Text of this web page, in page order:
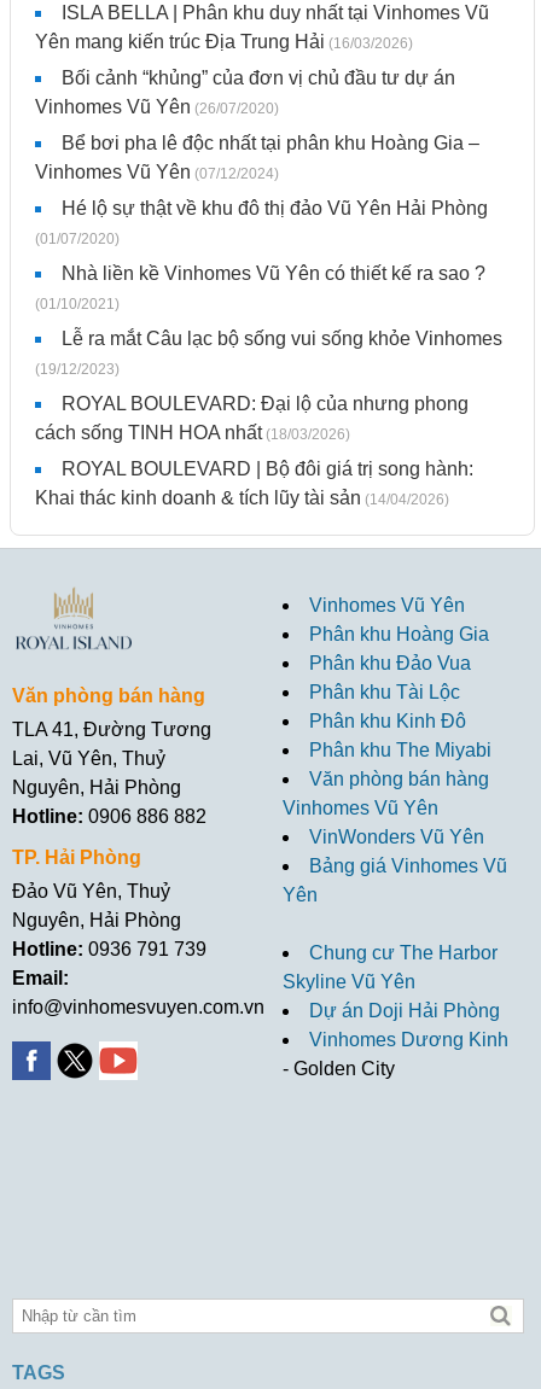
ISLA BELLA | Phân khu duy nhất tại Vinhomes Vũ
Yên mang kiến trúc Địa Trung Hải (16/03/2026)
Bối cảnh “khủng” của đơn vị chủ đầu tư dự án
Vinhomes Vũ Yên (26/07/2020)
Bể bơi pha lê độc nhất tại phân khu Hoàng Gia –
Vinhomes Vũ Yên (07/12/2024)
Hé lộ sự thật về khu đô thị đảo Vũ Yên Hải Phòng
(01/07/2020)
Nhà liền kề Vinhomes Vũ Yên có thiết kế ra sao ?
(01/10/2021)
Lễ ra mắt Câu lạc bộ sống vui sống khỏe Vinhomes
(19/12/2023)
ROYAL BOULEVARD: Đại lộ của nhưng phong
cách sống TINH HOA nhất(18/03/2026)
ROYAL BOULEVARD | Bộ đôi giá trị song hành:
Khai thác kinh doanh & tích lũy tài sản (14/04/2026)
Văn phòng bán hàng
TLA 41, Đường Tương
Lai, Vũ Yên, Thuỷ
Nguyên, Hải Phòng
Hotline: 0906 886 882
TP. Hải Phòng
Đảo Vũ Yên, Thuỷ
Nguyên, Hải Phòng
Hotline: 0936 791 739
Email:
info@vinhomesvuyen.com.vn
Vinhomes Vũ Yên
Phân khu Hoàng Gia
Phân khu Đảo Vua
Phân khu Tài Lộc
Phân khu Kinh Đô
Phân khu The Miyabi
Văn phòng bán hàng
Vinhomes Vũ Yên
VinWonders Vũ Yên
Bảng giá Vinhomes Vũ
Yên
Chung cư The Harbor
Skyline Vũ Yên
Dự án Doji Hải Phòng
Vinhomes Dương Kinh
- Golden City
TAGS